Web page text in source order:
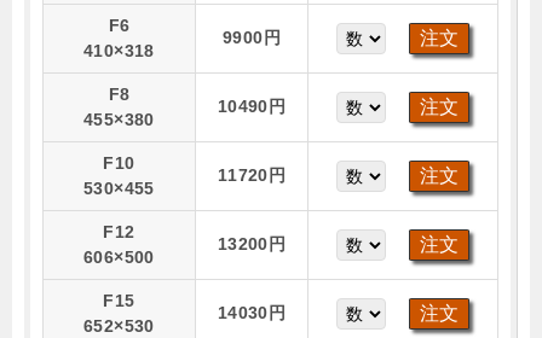
F6
410×318
9900円
F8
455×380
10490円
F10
530×455
11720円
F12
606×500
13200円
F15
652×530
14030円